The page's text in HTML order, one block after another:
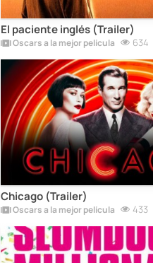
El paciente inglés (Trailer)
Oscars a la mejor película 634
Chicago (Trailer)
Oscars a la mejor película 433